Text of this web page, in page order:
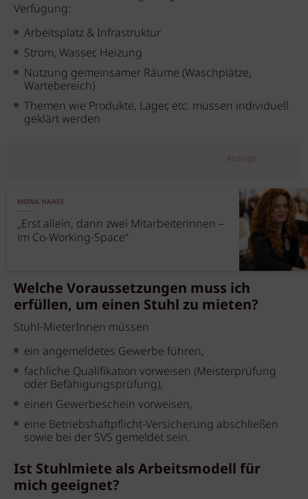
Verfügung:
Arbeitsplatz & Infrastruktur
Strom, Wasser, Heizung
Nutzung gemeinsamer Räume (Waschplätze,
Wartebereich)
Themen wie Produkte, Lager, etc. müssen individuell
geklärt werden
Anzeige
MONA HAASE
„Erst allein, dann zwei Mitarbeiterinnen –
im Co-Working-Space“
Welche Voraussetzungen muss ich
erfüllen, um einen Stuhl zu mieten?
Stuhl-MieterInnen müssen
ein angemeldetes Gewerbe führen,
fachliche Qualifikation vorweisen (Meisterprüfung
oder Befähigungsprüfung),
einen Gewerbeschein vorweisen,
eine Betriebshaftpflicht-Versicherung abschließen
sowie bei der SVS gemeldet sein.
Ist Stuhlmiete als Arbeitsmodell für
mich geeignet?